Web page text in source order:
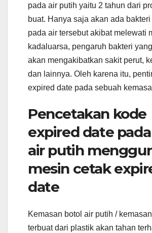
pada air putih yaitu 2 tahun dari
buat. Hanya saja akan ada
pada air tersebut akibat melewati
kadaluarsa, pengaruh bakteri
akan mengakibatkan sakit perut,
dan lainnya. Oleh karena itu,
expired date pada sebuah
Pencetakan kode
expired date
air putih
mesin cetak
date
Kemasan botol air putih /
terbuat dari plastik akan tahan